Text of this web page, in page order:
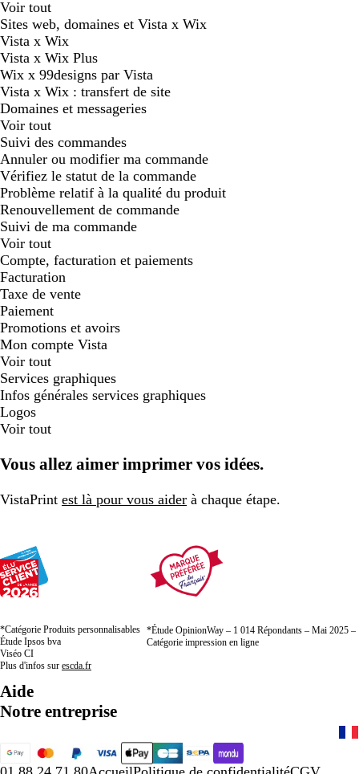
Voir tout
Sites web, domaines et Vista x Wix
Vista x Wix
Vista x Wix Plus
Wix x 99designs par Vista
Vista x Wix : transfert de site
Domaines et messageries
Voir tout
Suivi des commandes
Annuler ou modifier ma commande
Vérifiez le statut de la commande
Problème relatif à la qualité du produit
Renouvellement de commande
Suivi de ma commande
Voir tout
Compte, facturation et paiements
Facturation
Taxe de vente
Paiement
Promotions et avoirs
Mon compte Vista
Voir tout
Services graphiques
Infos générales services graphiques
Logos
Voir tout
Vous allez aimer imprimer vos idées.
VistaPrint est là pour vous aider à chaque étape.
*Catégorie Produits personnalisables
Étude Ipsos bva
Viséo CI
Plus d'infos sur escda.fr
*Étude OpinionWay – 1 014 Répondants – Mai 2025 –
Catégorie impression en ligne
Aide
Notre entreprise